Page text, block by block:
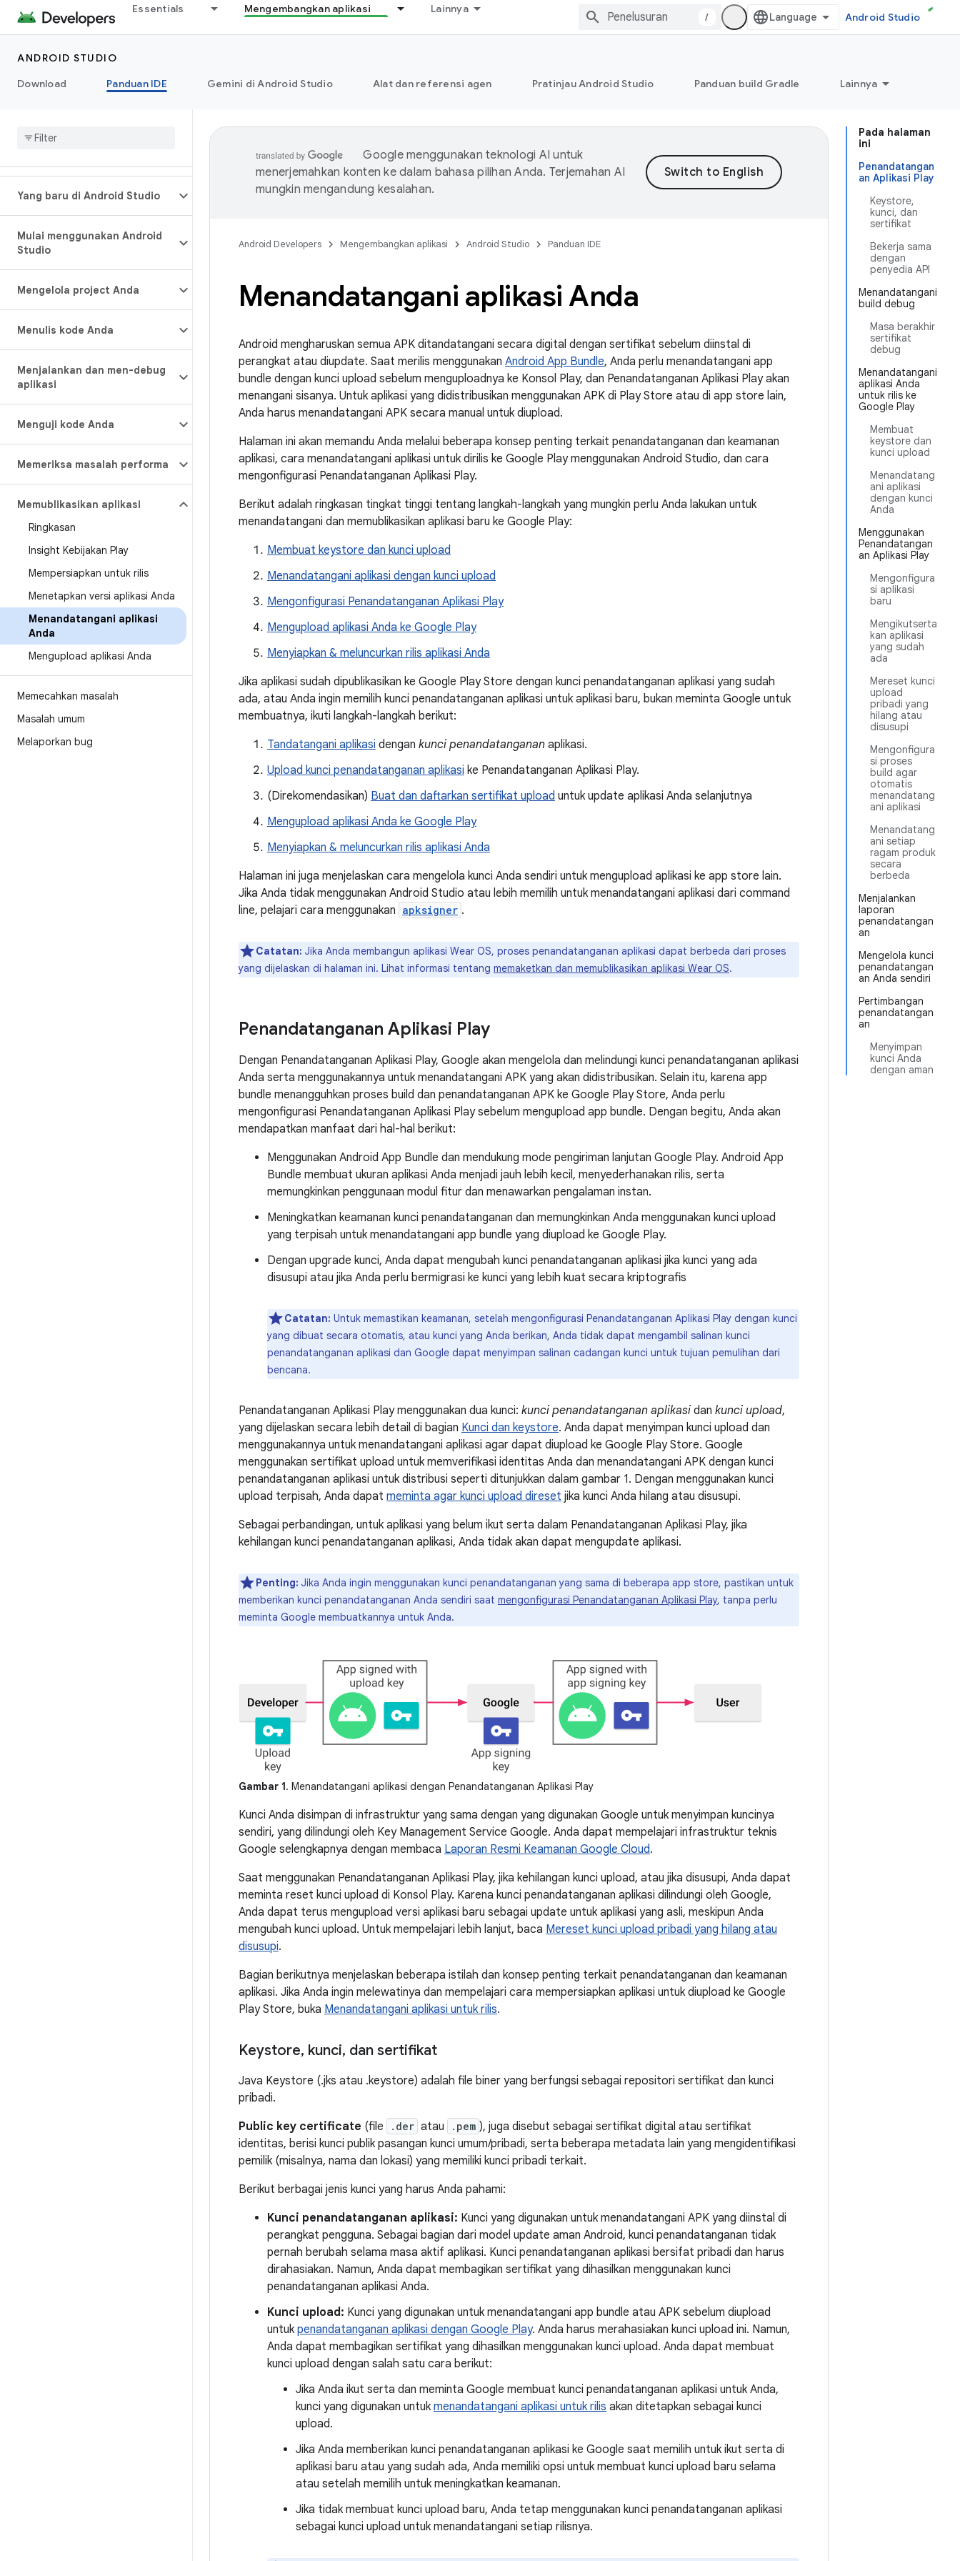
Essentials Mengembangkan aplikasi Lainnya
/ Android Studio
ANDROID STUDIO
Download
Panduan IDE Gemini di Android Studio Alat dan referensi agen Pratinjau Android Studio Panduan build Gradle Lainnya
Yang baru di Android Studio
Mulai menggunakan Android
Studio
Mengelola project Anda
Menulis kode Anda
Menjalankan dan men-debug
aplikasi
Menguji kode Anda
Memeriksa masalah performa
Memublikasikan aplikasi
Ringkasan
Insight Kebijakan Play
Mempersiapkan untuk rilis
Menetapkan versi aplikasi Anda
Menandatangani aplikasi
Anda
Mengupload aplikasi Anda
Memecahkan masalah
Masalah umum
Melaporkan bug
Pada halaman
ini
Penandatangan
an Aplikasi Play
Keystore,
kunci, dan
sertifikat
Bekerja sama
dengan
penyedia API
Menandatangani
build debug
Masa berakhir
sertifikat
debug
Menandatangani
aplikasi Anda
untuk rilis ke
Google Play
Membuat
keystore dan
kunci upload
Menandatang
ani aplikasi
dengan kunci
Anda
Menggunakan
Penandatangan
an Aplikasi Play
Mengonfigura
si aplikasi
baru
Mengikutserta
kan aplikasi
yang sudah
ada
Mereset kunci
upload
pribadi yang
hilang atau
disusupi
Mengonfigura
si proses
build agar
otomatis
menandatang
ani aplikasi
Menandatang
ani setiap
ragam produk
secara
berbeda
Menjalankan
laporan
penandatangan
an
Mengelola kunci
penandatangan
an Anda sendiri
Pertimbangan
penandatangan
an
Menyimpan
kunci Anda
dengan aman
Google menggunakan teknologi AI untuk
menerjemahkan konten ke dalam bahasa pilihan Anda. Terjemahan AI
mungkin mengandung kesalahan.
Android Developers Mengembangkan aplikasi Android Studio Panduan IDE
Menandatangani aplikasi Anda
Android mengharuskan semua APK ditandatangani secara digital dengan sertifikat sebelum diinstal di
perangkat atau diupdate. Saat merilis menggunakan Android App Bundle, Anda perlu menandatangani app
bundle dengan kunci upload sebelum menguploadnya ke Konsol Play, dan Penandatanganan Aplikasi Play akan
menangani sisanya. Untuk aplikasi yang didistribusikan menggunakan APK di Play Store atau di app store lain,
Anda harus menandatangani APK secara manual untuk diupload.
Halaman ini akan memandu Anda melalui beberapa konsep penting terkait penandatanganan dan keamanan
aplikasi, cara menandatangani aplikasi untuk dirilis ke Google Play menggunakan Android Studio, dan cara
mengonfigurasi Penandatanganan Aplikasi Play.
Berikut adalah ringkasan tingkat tinggi tentang langkah-langkah yang mungkin perlu Anda lakukan untuk
menandatangani dan memublikasikan aplikasi baru ke Google Play:
Membuat keystore dan kunci upload
Menandatangani aplikasi dengan kunci upload
Mengonfigurasi Penandatanganan Aplikasi Play
Mengupload aplikasi Anda ke Google Play
Menyiapkan & meluncurkan rilis aplikasi Anda
Jika aplikasi sudah dipublikasikan ke Google Play Store dengan kunci penandatanganan aplikasi yang sudah
ada, atau Anda ingin memilih kunci penandatanganan aplikasi untuk aplikasi baru, bukan meminta Google untuk
membuatnya, ikuti langkah-langkah berikut:
Tandatangani aplikasi dengan kunci penandatanganan aplikasi.
Upload kunci penandatanganan aplikasi ke Penandatanganan Aplikasi Play.
(Direkomendasikan) Buat dan daftarkan sertifikat upload untuk update aplikasi Anda selanjutnya
Mengupload aplikasi Anda ke Google Play
Menyiapkan & meluncurkan rilis aplikasi Anda
Halaman ini juga menjelaskan cara mengelola kunci Anda sendiri untuk mengupload aplikasi ke app store lain.
Jika Anda tidak menggunakan Android Studio atau lebih memilih untuk menandatangani aplikasi dari command
line, pelajari cara menggunakan apksigner .
Catatan: Jika Anda membangun aplikasi Wear OS, proses penandatanganan aplikasi dapat berbeda dari proses
yang dijelaskan di halaman ini. Lihat informasi tentang memaketkan dan memublikasikan aplikasi Wear OS.
Penandatanganan Aplikasi Play
Dengan Penandatanganan Aplikasi Play, Google akan mengelola dan melindungi kunci penandatanganan aplikasi
Anda serta menggunakannya untuk menandatangani APK yang akan didistribusikan. Selain itu, karena app
bundle menangguhkan proses build dan penandatanganan APK ke Google Play Store, Anda perlu
mengonfigurasi Penandatanganan Aplikasi Play sebelum mengupload app bundle. Dengan begitu, Anda akan
mendapatkan manfaat dari hal-hal berikut:
Menggunakan Android App Bundle dan mendukung mode pengiriman lanjutan Google Play. Android App
Bundle membuat ukuran aplikasi Anda menjadi jauh lebih kecil, menyederhanakan rilis, serta
memungkinkan penggunaan modul fitur dan menawarkan pengalaman instan.
Meningkatkan keamanan kunci penandatanganan dan memungkinkan Anda menggunakan kunci upload
yang terpisah untuk menandatangani app bundle yang diupload ke Google Play.
Dengan upgrade kunci, Anda dapat mengubah kunci penandatanganan aplikasi jika kunci yang ada
disusupi atau jika Anda perlu bermigrasi ke kunci yang lebih kuat secara kriptografis
Catatan: Untuk memastikan keamanan, setelah mengonfigurasi Penandatanganan Aplikasi Play dengan kunci
yang dibuat secara otomatis, atau kunci yang Anda berikan, Anda tidak dapat mengambil salinan kunci
penandatanganan aplikasi dan Google dapat menyimpan salinan cadangan kunci untuk tujuan pemulihan dari
bencana.
Penandatanganan Aplikasi Play menggunakan dua kunci: kunci penandatanganan aplikasi dan kunci upload,
yang dijelaskan secara lebih detail di bagian Kunci dan keystore. Anda dapat menyimpan kunci upload dan
menggunakannya untuk menandatangani aplikasi agar dapat diupload ke Google Play Store. Google
menggunakan sertifikat upload untuk memverifikasi identitas Anda dan menandatangani APK dengan kunci
penandatanganan aplikasi untuk distribusi seperti ditunjukkan dalam gambar 1. Dengan menggunakan kunci
upload terpisah, Anda dapat meminta agar kunci upload direset jika kunci Anda hilang atau disusupi.
Sebagai perbandingan, untuk aplikasi yang belum ikut serta dalam Penandatanganan Aplikasi Play, jika
kehilangan kunci penandatanganan aplikasi, Anda tidak akan dapat mengupdate aplikasi.
Penting: Jika Anda ingin menggunakan kunci penandatanganan yang sama di beberapa app store, pastikan untuk
memberikan kunci penandatanganan Anda sendiri saat mengonfigurasi Penandatanganan Aplikasi Play, tanpa perlu
meminta Google membuatkannya untuk Anda.
Gambar 1. Menandatangani aplikasi dengan Penandatanganan Aplikasi Play
Kunci Anda disimpan di infrastruktur yang sama dengan yang digunakan Google untuk menyimpan kuncinya
sendiri, yang dilindungi oleh Key Management Service Google. Anda dapat mempelajari infrastruktur teknis
Google selengkapnya dengan membaca Laporan Resmi Keamanan Google Cloud.
Saat menggunakan Penandatanganan Aplikasi Play, jika kehilangan kunci upload, atau jika disusupi, Anda dapat
meminta reset kunci upload di Konsol Play. Karena kunci penandatanganan aplikasi dilindungi oleh Google,
Anda dapat terus mengupload versi aplikasi baru sebagai update untuk aplikasi yang asli, meskipun Anda
mengubah kunci upload. Untuk mempelajari lebih lanjut, baca Mereset kunci upload pribadi yang hilang atau
disusupi.
Bagian berikutnya menjelaskan beberapa istilah dan konsep penting terkait penandatanganan dan keamanan
aplikasi. Jika Anda ingin melewatinya dan mempelajari cara mempersiapkan aplikasi untuk diupload ke Google
Play Store, buka Menandatangani aplikasi untuk rilis.
Keystore, kunci, dan sertifikat
Java Keystore (.jks atau .keystore) adalah file biner yang berfungsi sebagai repositori sertifikat dan kunci
pribadi.
Public key certificate (file .der atau .pem ), juga disebut sebagai sertifikat digital atau sertifikat
identitas, berisi kunci publik pasangan kunci umum/pribadi, serta beberapa metadata lain yang mengidentifikasi
pemilik (misalnya, nama dan lokasi) yang memiliki kunci pribadi terkait.
Berikut berbagai jenis kunci yang harus Anda pahami:
Kunci penandatanganan aplikasi: Kunci yang digunakan untuk menandatangani APK yang diinstal di
perangkat pengguna. Sebagai bagian dari model update aman Android, kunci penandatanganan tidak
pernah berubah selama masa aktif aplikasi. Kunci penandatanganan aplikasi bersifat pribadi dan harus
dirahasiakan. Namun, Anda dapat membagikan sertifikat yang dihasilkan menggunakan kunci
penandatanganan aplikasi Anda.
Kunci upload: Kunci yang digunakan untuk menandatangani app bundle atau APK sebelum diupload
untuk penandatanganan aplikasi dengan Google Play. Anda harus merahasiakan kunci upload ini. Namun,
Anda dapat membagikan sertifikat yang dihasilkan menggunakan kunci upload. Anda dapat membuat
kunci upload dengan salah satu cara berikut:
Jika Anda ikut serta dan meminta Google membuat kunci penandatanganan aplikasi untuk Anda,
kunci yang digunakan untuk menandatangani aplikasi untuk rilis akan ditetapkan sebagai kunci
upload.
Jika Anda memberikan kunci penandatanganan aplikasi ke Google saat memilih untuk ikut serta di
aplikasi baru atau yang sudah ada, Anda memiliki opsi untuk membuat kunci upload baru selama
atau setelah memilih untuk meningkatkan keamanan.
Jika tidak membuat kunci upload baru, Anda tetap menggunakan kunci penandatanganan aplikasi
sebagai kunci upload untuk menandatangani setiap rilisnya.